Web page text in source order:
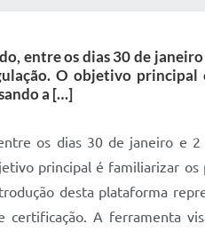
entre os dias 30 de
O objetivo
a […]
os dias 30 de janeiro e
principal é familiarizar os
desta plataforma
certificação. A ferramenta